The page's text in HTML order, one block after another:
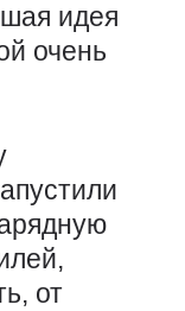
идея
очень
от